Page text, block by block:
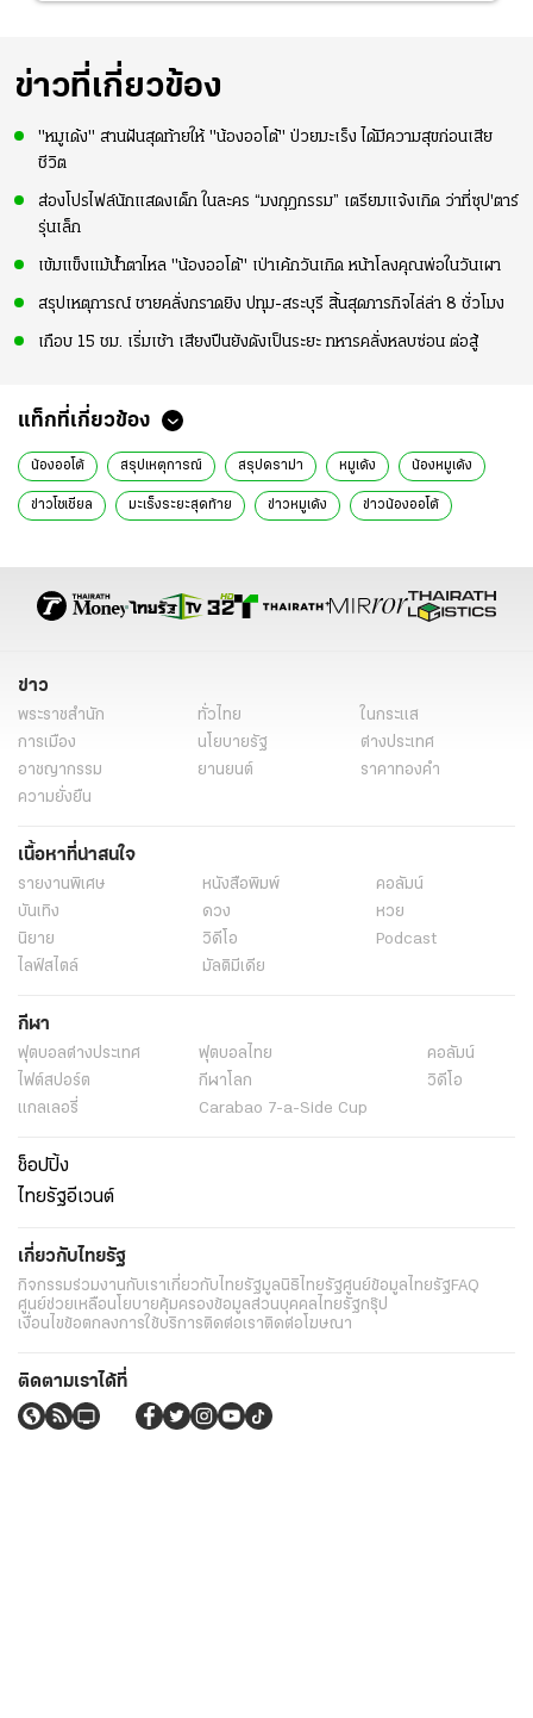
ข่าวที่เกี่ยวข้อง
"หมูเด้ง" สานฝันสุดท้ายให้ "น้องออโต้" ป่วยมะเร็ง ได้มีความสุขก่อนเสีย
ชีวิต
ส่องโปรไฟล์นักแสดงเด็ก ในละคร “มงกุฎกรรม” เตรียมแจ้งเกิด ว่าที่ซุป'ตาร์
รุ่นเล็ก
เข้มแข็งแม้น้ำตาไหล "น้องออโต้" เป่าเค้กวันเกิด หน้าโลงคุณพ่อในวันเผา
สรุปเหตุการณ์ ชายคลั่งกราดยิง ปทุม-สระบุรี สิ้นสุดภารกิจไล่ล่า 8 ชั่วโมง
เกือบ 15 ชม. เริ่มเช้า เสียงปืนยังดังเป็นระยะ ทหารคลั่งหลบซ่อน ต่อสู้
แท็กที่เกี่ยวข้อง
น้องออโต้ สรุปเหตุการณ์ สรุปดราม่า หมูเด้ง น้องหมูเด้ง
ข่าวโซเชียล มะเร็งระยะสุดท้าย ข่าวหมูเด้ง ข่าวน้องออโต้
ข่าว
พระราชสำนัก ทั่วไทย
ในกระแส
การเมือง
นโยบายรัฐ
ต่างประเทศ
อาชญากรรม
ยานยนต์
ราคาทองคำ
ความยั่งยืน
เนื้อหาที่น่าสนใจ
รายงานพิเศษ หนังสือพิมพ์
คอลัมน์
บันเทิง
ดวง
หวย
นิยาย
วิดีโอ
Podcast
ไลฟ์สไตล์
มัลติมีเดีย
กีฬา
ฟุตบอลต่่างประเทศ ฟุตบอลไทย
คอลัมน์
ไฟต์สปอร์ต
กีฬาโลก
วิดีโอ
แกลเลอรี่
Carabao 7-a-Side Cup
ช็อปปิ้ง
ไทยรัฐอีเวนต์
เกี่ยวกับไทยรัฐ
กิจกรรมร่วมงานกับเราเกี่ยวกับไทยรัฐมูลนิธิไทยรัฐศูนย์ข้อมูลไทยรัฐFAQ
ศูนย์ช่วยเหลือนโยบายคุ้มครองข้อมูลส่วนบุคคลไทยรัฐกรุ๊ป
เงื่อนไขข้อตกลงการใช้บริการติดต่อเราติดต่อโฆษณา
ติดตามเราได้ที่